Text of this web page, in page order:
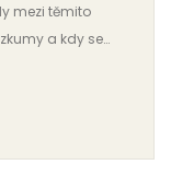
mezi těmito
a kdy se